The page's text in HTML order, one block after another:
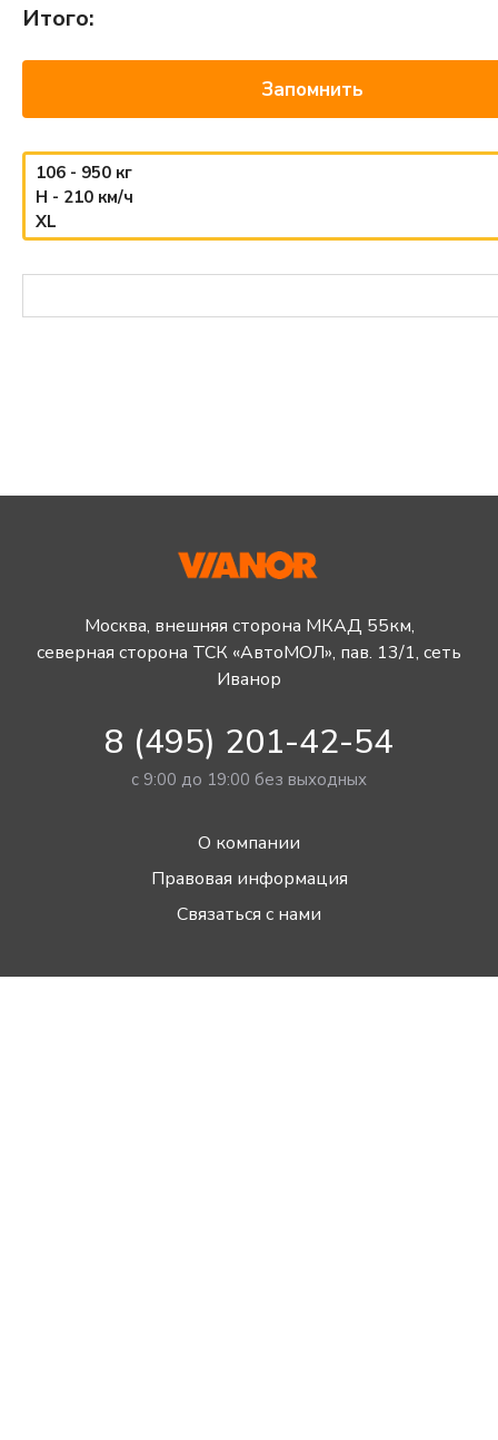
Итого:
Запомнить
106 - 950 кг
H - 210 км/ч
XL
Москва, внешняя сторона МКАД 55км,
северная сторона ТСК «АвтоМОЛ», пав. 13/1, сеть
Иванор
8 (495) 201-42-54
с 9:00 до 19:00 без выходных
О компании
Правовая информация
Связаться с нами